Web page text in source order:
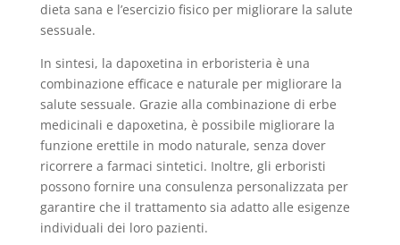
dieta sana e l’esercizio fisico per migliorare la salute
sessuale.
In sintesi, la dapoxetina in erboristeria è una
combinazione efficace e naturale per migliorare la
salute sessuale. Grazie alla combinazione di erbe
medicinali e dapoxetina, è possibile migliorare la
funzione erettile in modo naturale, senza dover
ricorrere a farmaci sintetici. Inoltre, gli erboristi
possono fornire una consulenza personalizzata per
garantire che il trattamento sia adatto alle esigenze
individuali dei loro pazienti.